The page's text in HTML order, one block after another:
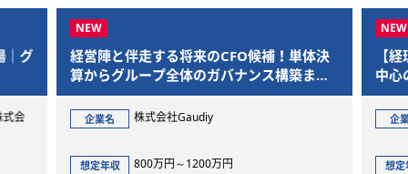
体決
【経理課長】フルフレックス制・リモート
中心の柔軟な働き方！年間休日127日でプ
ライベートも充実
企業名 ギグワークス株式会社
想定年収 600万円～760万円